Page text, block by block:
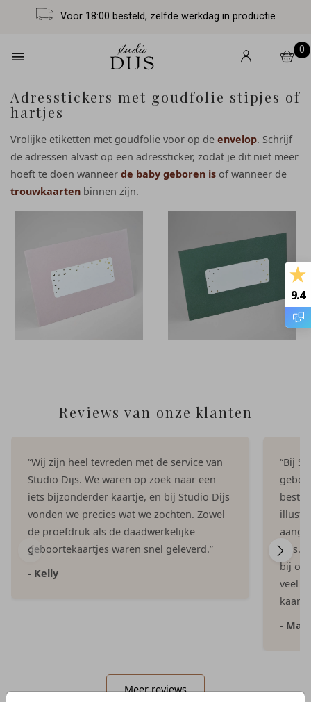
Voor 18:00 besteld, zelfde werkdag in productie
0
Adresstickers met goudfolie stipjes of
hartjes
Vrolijke etiketten met goudfolie voor op de envelop. Schrijf
de adressen alvast op een adressticker, zodat je dit niet meer
hoeft te doen wanneer de baby geboren is of wanneer de
trouwkaarten binnen zijn.
9.4
Reviews van onze klanten
“Wij zijn heel tevreden met de service van
Studio Dijs. We waren op zoek naar een
iets bijzonderder kaartje, en bij Studio Dijs
vonden we precies wat we zochten. Zowel
de proefdruk als de daadwerkelijke
geboortekaartjes waren snel geleverd.”
- Kelly
“Bij
Dijs.
bij
veel
-
Meer reviews